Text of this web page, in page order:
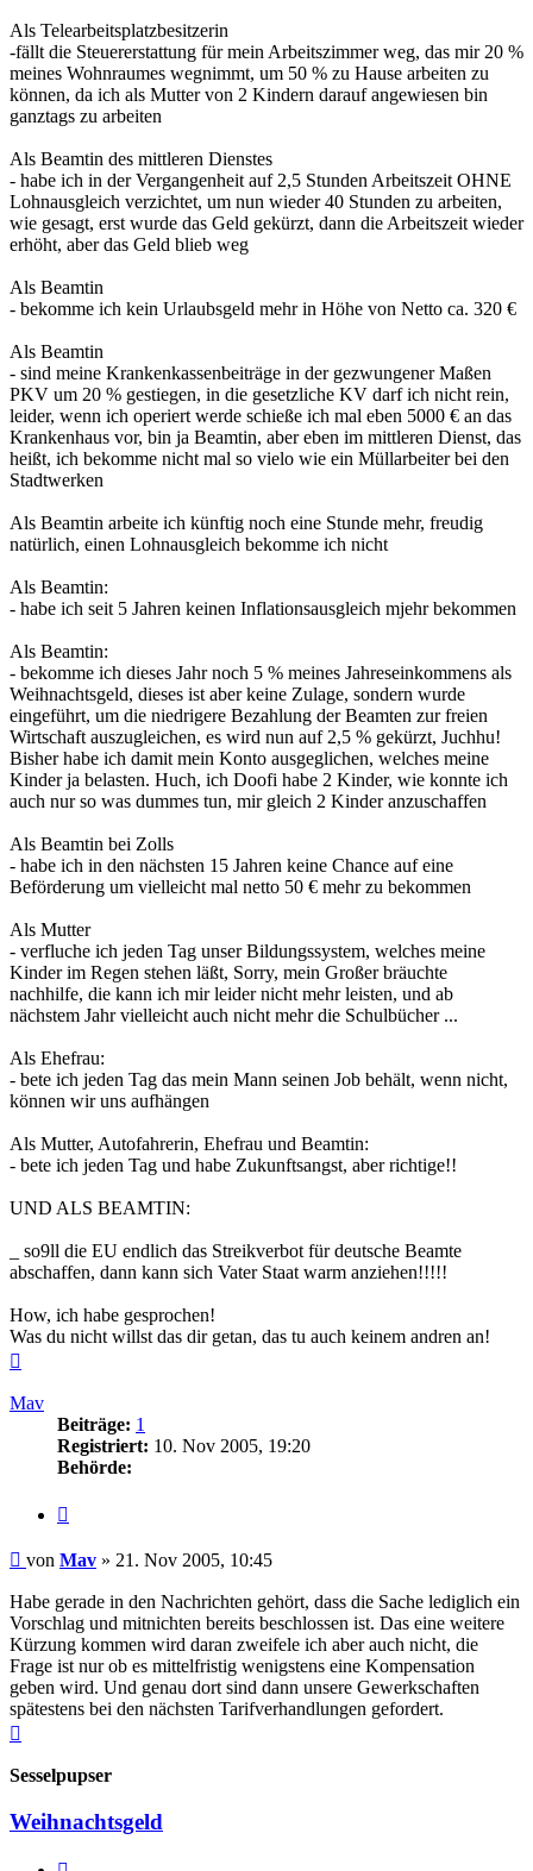
Als Telearbeitsplatzbesitzerin
-fällt die Steuererstattung für mein Arbeitszimmer weg, das mir 20 %
meines Wohnraumes wegnimmt, um 50 % zu Hause arbeiten zu
können, da ich als Mutter von 2 Kindern darauf angewiesen bin
ganztags zu arbeiten
Als Beamtin des mittleren Dienstes
- habe ich in der Vergangenheit auf 2,5 Stunden Arbeitszeit OHNE
Lohnausgleich verzichtet, um nun wieder 40 Stunden zu arbeiten,
wie gesagt, erst wurde das Geld gekürzt, dann die Arbeitszeit wieder
erhöht, aber das Geld blieb weg
Als Beamtin
- bekomme ich kein Urlaubsgeld mehr in Höhe von Netto ca. 320 €
Als Beamtin
- sind meine Krankenkassenbeiträge in der gezwungener Maßen
PKV um 20 % gestiegen, in die gesetzliche KV darf ich nicht rein,
leider, wenn ich operiert werde schieße ich mal eben 5000 € an das
Krankenhaus vor, bin ja Beamtin, aber eben im mittleren Dienst, das
heißt, ich bekomme nicht mal so vielo wie ein Müllarbeiter bei den
Stadtwerken
Als Beamtin arbeite ich künftig noch eine Stunde mehr, freudig
natürlich, einen Lohnausgleich bekomme ich nicht
Als Beamtin:
- habe ich seit 5 Jahren keinen Inflationsausgleich mjehr bekommen
Als Beamtin:
- bekomme ich dieses Jahr noch 5 % meines Jahreseinkommens als
Weihnachtsgeld, dieses ist aber keine Zulage, sondern wurde
eingeführt, um die niedrigere Bezahlung der Beamten zur freien
Wirtschaft auszugleichen, es wird nun auf 2,5 % gekürzt, Juchhu!
Bisher habe ich damit mein Konto ausgeglichen, welches meine
Kinder ja belasten. Huch, ich Doofi habe 2 Kinder, wie konnte ich
auch nur so was dummes tun, mir gleich 2 Kinder anzuschaffen
Als Beamtin bei Zolls
- habe ich in den nächsten 15 Jahren keine Chance auf eine
Beförderung um vielleicht mal netto 50 € mehr zu bekommen
Als Mutter
- verfluche ich jeden Tag unser Bildungssystem, welches meine
Kinder im Regen stehen läßt, Sorry, mein Großer bräuchte
nachhilfe, die kann ich mir leider nicht mehr leisten, und ab
nächstem Jahr vielleicht auch nicht mehr die Schulbücher ...
Als Ehefrau:
- bete ich jeden Tag das mein Mann seinen Job behält, wenn nicht,
können wir uns aufhängen
Als Mutter, Autofahrerin, Ehefrau und Beamtin:
- bete ich jeden Tag und habe Zukunftsangst, aber richtige!!
UND ALS BEAMTIN:
_ so9ll die EU endlich das Streikverbot für deutsche Beamte
abschaffen, dann kann sich Vater Staat warm anziehen!!!!!
How, ich habe gesprochen!
Was du nicht willst das dir getan, das tu auch keinem andren an!
Mav
Beiträge: 1
Registriert: 10. Nov 2005, 19:20
Behörde:
Beitrag
von Mav » 21. Nov 2005, 10:45
Habe gerade in den Nachrichten gehört, dass die Sache lediglich ein
Vorschlag und mitnichten bereits beschlossen ist. Das eine weitere
Kürzung kommen wird daran zweifele ich aber auch nicht, die
Frage ist nur ob es mittelfristig wenigstens eine Kompensation
geben wird. Und genau dort sind dann unsere Gewerkschaften
spätestens bei den nächsten Tarifverhandlungen gefordert.
Sesselpupser
Weihnachtsgeld